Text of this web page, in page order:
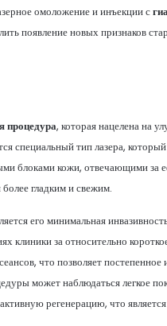
омоложение и инъекции с
появление новых признаков
процедура, которая нацелена на
специальный тип лазера,
блоками кожи, отвечающими за
гладким и свежим.
его минимальная
клиники за относительно
что позволяет
может наблюдаться легкое
регенерацию, что